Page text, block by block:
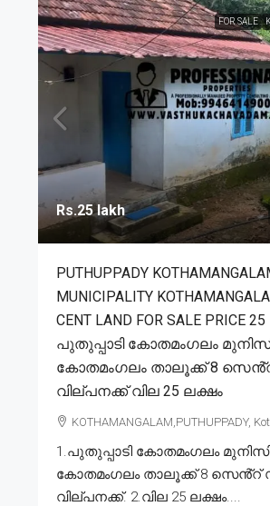
FOR SALE
Rs.25 lakh
PUTHUPPADY
MUNICIPALITY
CENT LAND FOR SALE PRICE 25
പുതുപ്പാടി കോതമംഗലം
കോതമംഗലം താലൂക്ക് 8
വില്പനക്ക് വില 25 ലക്ഷം
KOTHAMANGALAM,PUTHUPPADY,
1.പുതുപ്പാടി കോതമംഗലം
കോതമംഗലം താലൂക്ക് 8 സെൻ്റ്
വില്പനക്ക്. 2.വില 25 ലക്ഷം....